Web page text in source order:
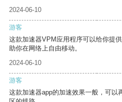
2024-06-10
游客
这款加速器VPM应用程序可以给你提
助你在网络上自由移动。
2024-06-10
游客
这款加速器app的加速效果一般，可以